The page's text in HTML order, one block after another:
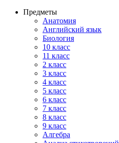
Предметы
Анатомия
Английский язык
Биология
10 класс
11 класс
2 класс
3 класс
4 класс
5 класс
6 класс
7 класс
8 класс
9 класс
Алгебра